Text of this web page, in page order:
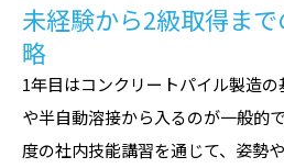
未経験から2級取得ま
略
1年目はコンクリートパイル製造の
や半自動溶接――から入るのが一般
度の社内技能講習を通じて、姿勢